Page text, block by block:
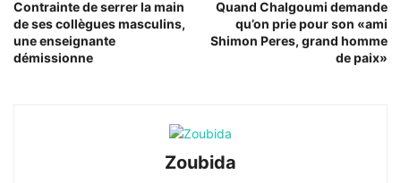
Contrainte de serrer la main
de ses collègues masculins,
une enseignante
démissionne
Quand Chalgoumi demande
qu’on prie pour son «ami
Shimon Peres, grand homme
de paix»
Zoubida